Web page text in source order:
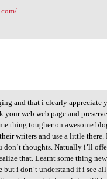
and that i clearly appreciate
web web page and
thing tougher on awesome
writers and use a little there.
thoughts. Natually i’ll
that. Learnt some thing
i don’t understand if i see